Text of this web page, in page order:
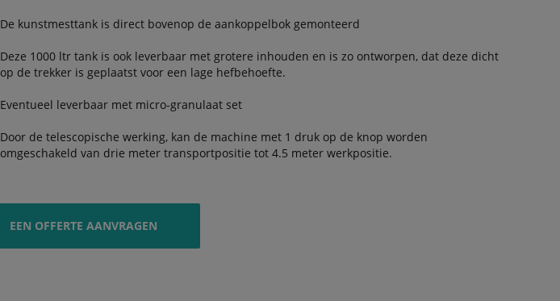
De kunstmesttank is direct bovenop de aankoppelbok gemonteerd
Deze 1000 ltr tank is ook leverbaar met grotere inhouden en is zo ontworpen, dat deze dicht
op de trekker is geplaatst voor een lage hefbehoefte.
Eventueel leverbaar met micro-granulaat set
Door de telescopische werking, kan de machine met 1 druk op de knop worden
omgeschakeld van drie meter transportpositie tot 4.5 meter werkpositie.
EEN OFFERTE AANVRAGEN